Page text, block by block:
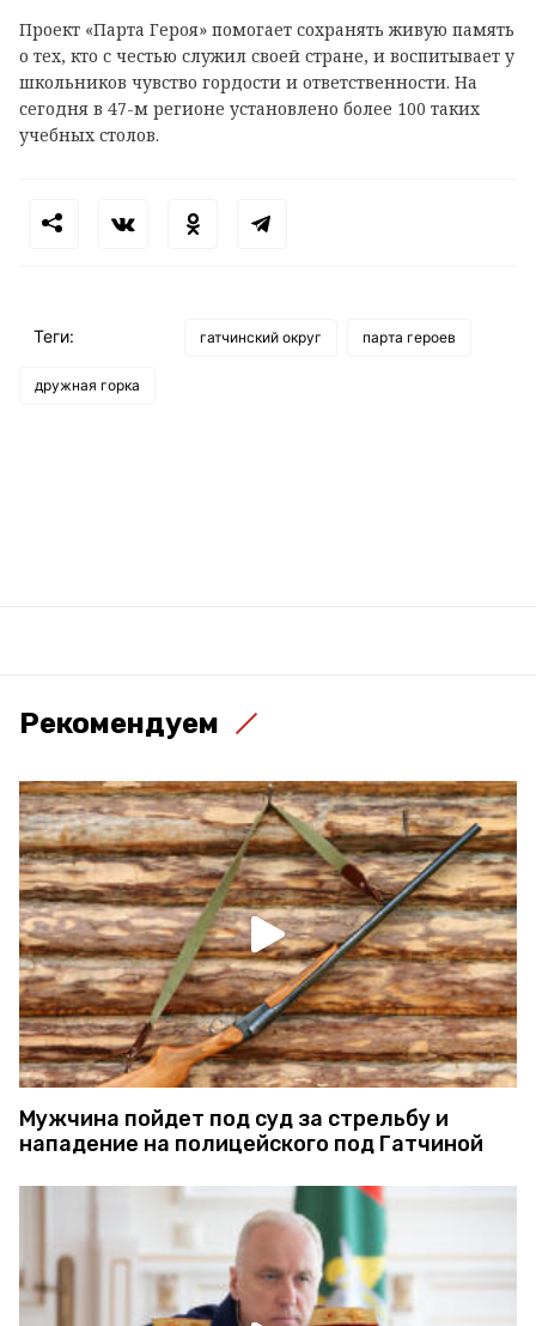
Проект «Парта Героя» помогает сохранять живую память
о тех, кто с честью служил своей стране, и воспитывает у
школьников чувство гордости и ответственности. На
сегодня в 47-м регионе установлено более 100 таких
учебных столов.
Теги: гатчинский округ парта героев
дружная горка
Рекомендуем
Мужчина пойдет под суд за стрельбу и
нападение на полицейского под Гатчиной